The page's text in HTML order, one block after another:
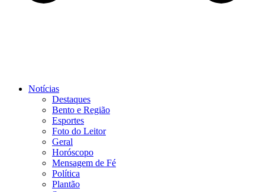
Notícias
Destaques
Bento e Região
Esportes
Foto do Leitor
Geral
Horóscopo
Mensagem de Fé
Política
Plantão